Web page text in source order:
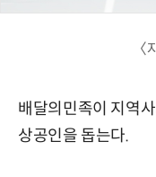
〈
배달의민족이 지역
상공인을 돕는다.